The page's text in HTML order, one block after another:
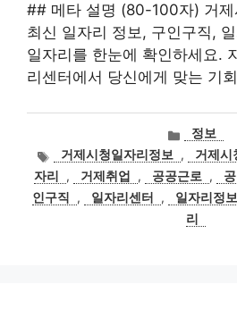
## 메타 설명 (80-100자) 거제
최신 일자리 정보, 구인구직,
일자리를 한눈에 확인하세요.
리센터에서 당신에게 맞는 기
카
테
고
리
정보
태
그
거제시청일자리정보 , 거제시
자리
, 거제취업 , 공공근로 ,
인구직
, 일자리센터 , 일자리정
리